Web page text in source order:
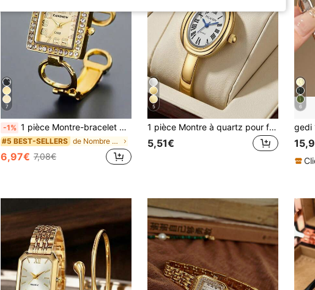
7
-1% 1 pièce Montre-bracelet de luxe pour femme, montre à quartz élégante, bracelet rétro et unique
#5 BEST-SELLERS de Nombre Montres à quartz pour femmes
6,97€ 7,08€
5
1 pièce Montre à quartz pour femme, cadran ovale élégant et à la mode avec chiffres romains minimalistes, convient pour un port quotidien, la décoration de fête, la Fête des Mères, la Saint-Valentin, la rentrée scolaire, les anniversaires, divers cadeaux de fête pour les amis et les mères
5,51€
6